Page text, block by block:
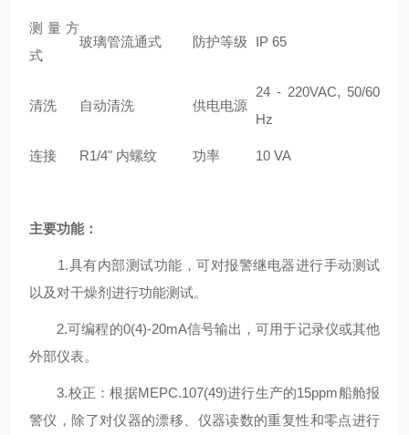
测量方
式
玻璃管流通式 防护等级 IP 65
清洗 自动清洗 供电电源
24 - 220VAC, 50/60
Hz
连接 R1/4" 内螺纹 功率 10 VA
主要功能：
1.具有内部测试功能，可对报警继电器进行手动测试
以及对干燥剂进行功能测试。
2.可编程的0(4)-20mA信号输出，可用于记录仪或其他
外部仪表。
3.校正：根据MEPC.107(49)进行生产的15ppm船舱报
警仪，除了对仪器的漂移、仪器读数的重复性和零点进行